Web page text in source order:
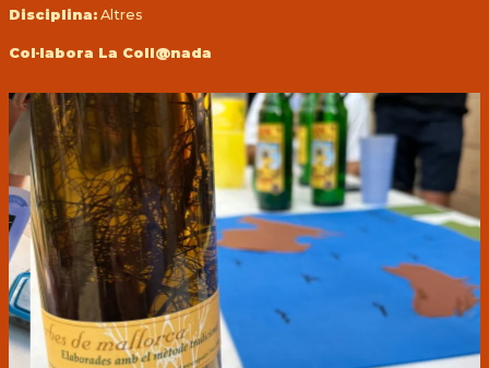
Disciplina: Altres
Col·labora La Coll@nada